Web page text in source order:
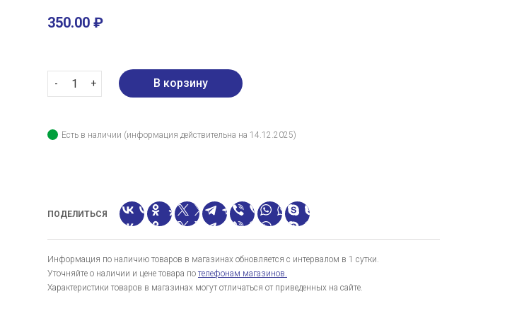
350.00 ₽
- +
Есть в наличии (информация действительна на 14.12.2025)
ПОДЕЛИТЬСЯ
Информация по наличию товаров в магазинах обновляется с интервалом в 1 сутки.
Уточняйте о наличии и цене товара по телефонам магазинов.
Характеристики товаров в магазинах могут отличаться от приведенных на сайте.